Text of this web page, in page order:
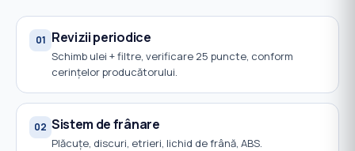
01 Revizii periodice
Schimb ulei + filtre, verificare 25 puncte, conform
cerințelor producătorului.
02 Sistem de frânare
Plăcuțe, discuri, etrieri, lichid de frână, ABS.